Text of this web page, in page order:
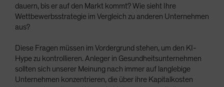
dauern, bis er auf den Markt kommt? Wie sieht Ihre
Wettbewerbsstrategie im Vergleich zu anderen Unternehmen
aus?
Diese Fragen müssen im Vordergrund stehen, um den KI-
Hype zu kontrollieren. Anleger in Gesundheitsunternehmen
sollten sich unserer Meinung nach immer auf langlebige
Unternehmen konzentrieren, die über ihre Kapitalkosten